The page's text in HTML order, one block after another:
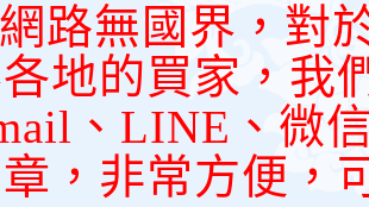
路無國界，對
地的買家，我
、LINE、微
，非常方便，